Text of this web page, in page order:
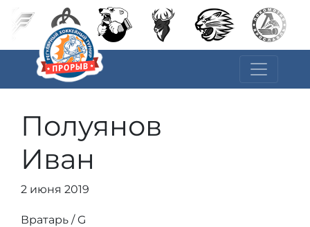
Полуянов
Иван
2 июня 2019
Вратарь / G